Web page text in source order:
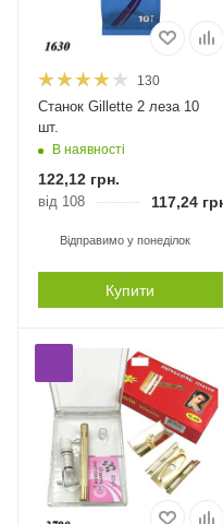
130
Станок Gillette 2 леза 10
шт.
В наявності
122,12 грн.
від 108 117,24 грн.
Відправимо у понеділок
Купити